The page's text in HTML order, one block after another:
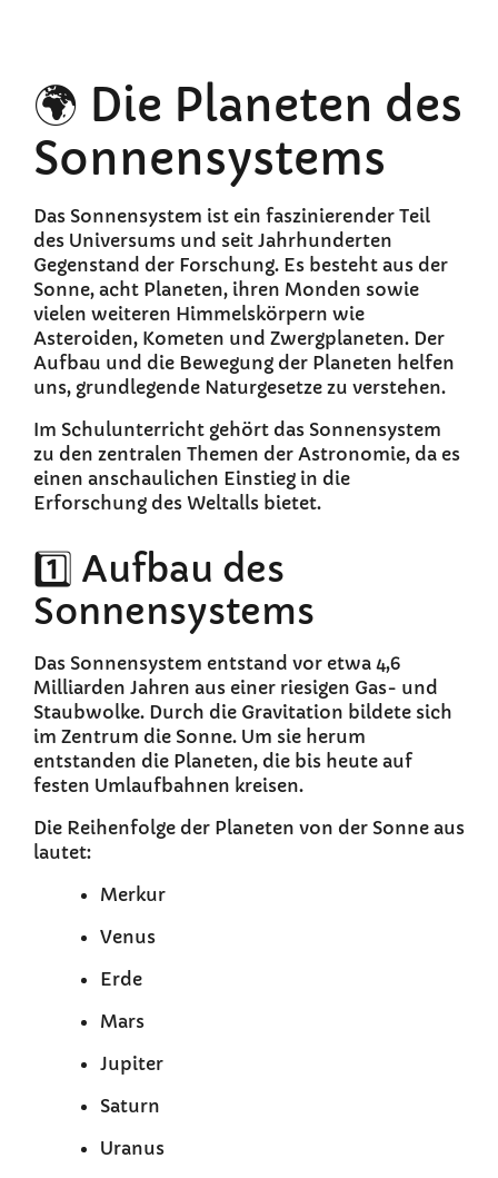
🌍 Die Planeten des
Sonnensystems
Das Sonnensystem ist ein faszinierender Teil
des Universums und seit Jahrhunderten
Gegenstand der Forschung. Es besteht aus der
Sonne, acht Planeten, ihren Monden sowie
vielen weiteren Himmelskörpern wie
Asteroiden, Kometen und Zwergplaneten. Der
Aufbau und die Bewegung der Planeten helfen
uns, grundlegende Naturgesetze zu verstehen.
Im Schulunterricht gehört das Sonnensystem
zu den zentralen Themen der Astronomie, da es
einen anschaulichen Einstieg in die
Erforschung des Weltalls bietet.
1️⃣ Aufbau des
Sonnensystems
Das Sonnensystem entstand vor etwa 4,6
Milliarden Jahren aus einer riesigen Gas- und
Staubwolke. Durch die Gravitation bildete sich
im Zentrum die Sonne. Um sie herum
entstanden die Planeten, die bis heute auf
festen Umlaufbahnen kreisen.
Die Reihenfolge der Planeten von der Sonne aus
lautet:
Merkur
Venus
Erde
Mars
Jupiter
Saturn
Uranus